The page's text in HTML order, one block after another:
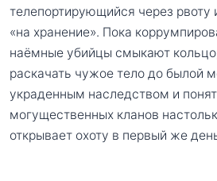
телепортирующийся через
«на хранение». Пока
наёмные убийцы смыкают
раскачать чужое тело до былой
украденным наследством и
могущественных кланов
открывает охоту в первый же